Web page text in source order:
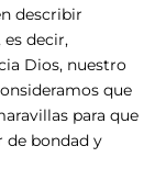
describir
decir,
Dios, nuestro
que
para que
de bondad y